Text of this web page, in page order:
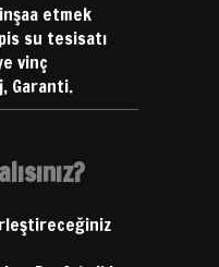
etmek
su tesisatı
vinç
Garanti.